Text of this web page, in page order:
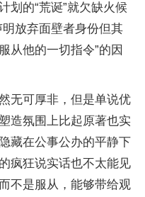
划的“荒诞”就欠缺火候
放弃面壁者身份但其
从他的一切指令”的因
无可厚非，但是单说优
造氛围上比起原著也实
藏在公事公办的平静下
疯狂说实话也不太能见
不是服从，能够带给观